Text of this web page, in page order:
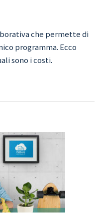
che permette di
programma. Ecco
sono i costi.